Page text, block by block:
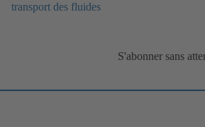
transport des fluides
S'abonner sans